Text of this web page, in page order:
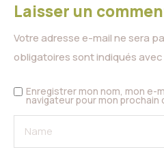
Laisser un
Votre adresse e-mail ne sera
obligatoires sont indiqués avec
Enregistrer mon nom, mon e-
navigateur pour mon prochain